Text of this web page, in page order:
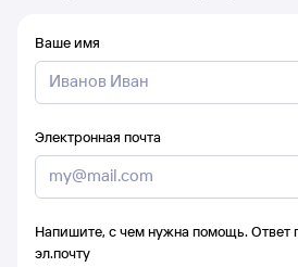
Ваше имя
Электронная почта
Напишите, с чем нужна помощь. Ответ
эл.почту